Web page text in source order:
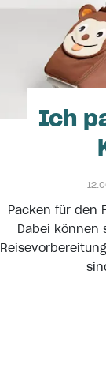
Ich
Packen für den
Dabei können